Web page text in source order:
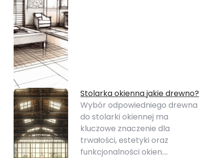
Stolarka okienna jakie drewno?
Wybór odpowiedniego drewna
do stolarki okiennej ma
kluczowe znaczenie dla
trwałości, estetyki oraz
funkcjonalności okien.…